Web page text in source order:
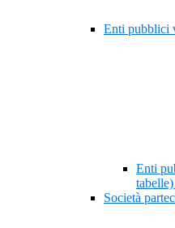
Enti pubblici
Enti
tabelle)
Società